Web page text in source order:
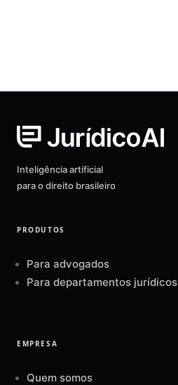
Inteligência artificial
para o direito brasileiro
PRODUTOS
Para advogados
Para departamentos jurídicos
EMPRESA
Quem somos